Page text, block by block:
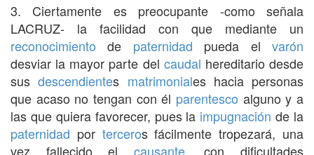
3. Ciertamente es preocupante -como señala
LACRUZ- la facilidad con que mediante un
reconocimiento de paternidad pueda elvarón
desviar la mayor parte del caudal hereditario desde
susdescendientes matrimoniales hacia personas
que acaso no tengan con él parentesco alguno y a
las que quiera favorecer, pues la impugnación de la
paternidad por terceros fácilmente tropezará, una
vez fallecido el causante, con dificultades